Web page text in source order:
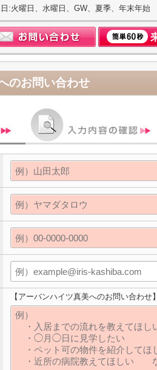
:火曜日、水曜日、GW、夏季、年末年始
のお問い合わせ
【アーバンハイツ真美へのお問い合わせ】